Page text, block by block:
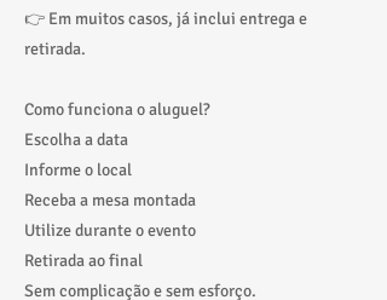
👉 Em muitos casos, já inclui entrega e
retirada.
Como funciona o aluguel?
Escolha a data
Informe o local
Receba a mesa montada
Utilize durante o evento
Retirada ao final
Sem complicação e sem esforço.